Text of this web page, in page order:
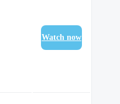
Watch now